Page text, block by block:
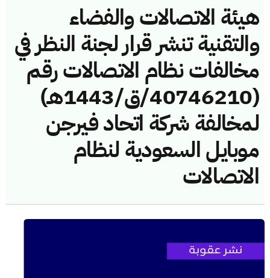
هيئة الاتصالات والفضاء
والتقنية تنشر قرار لجنة النظر في
مخالفات نظام الاتصالات رقم
(40746210/ق/1443هـ)
لمخالفة شركة اتحاد فيرجن
موبايل السعودية لنظام
الاتصالات